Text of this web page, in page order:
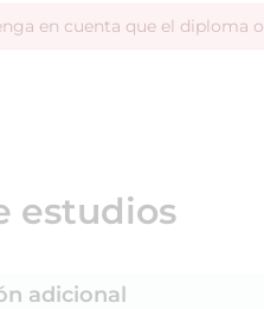
en cuenta que el diploma
estudios
adicional